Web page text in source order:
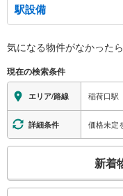
駅設備
※段差なしでの移動経路
地上⇔改札⇔ホーム：○
スロープ
・ホーム⇔改札
その他
・点字案内（券売機・運賃表
気になる物件がなかったら
現在の検索条件
エリア/路線 稲荷口駅
詳細条件 価格未定
検
新着